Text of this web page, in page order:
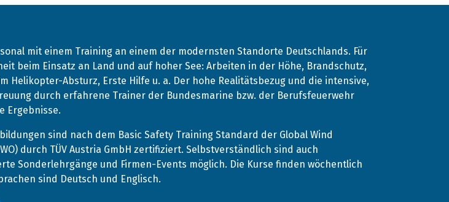
mit einem Training an einem der modernsten Standorte Deutschlands. Für
beim Einsatz an Land und auf hoher See: Arbeiten in der Höhe, Brandschutz,
Helikopter-Absturz, Erste Hilfe u. a. Der hohe Realitätsbezug und die intensive,
durch erfahrene Trainer der Bundesmarine bzw. der Berufsfeuerwehr
Ergebnisse.
sind nach dem Basic Safety Training Standard der Global Wind
durch TÜV Austria GmbH zertifiziert. Selbstverständlich sind auch
Sonderlehrgänge und Firmen-Events möglich. Die Kurse finden wöchentlich
sind Deutsch und Englisch.